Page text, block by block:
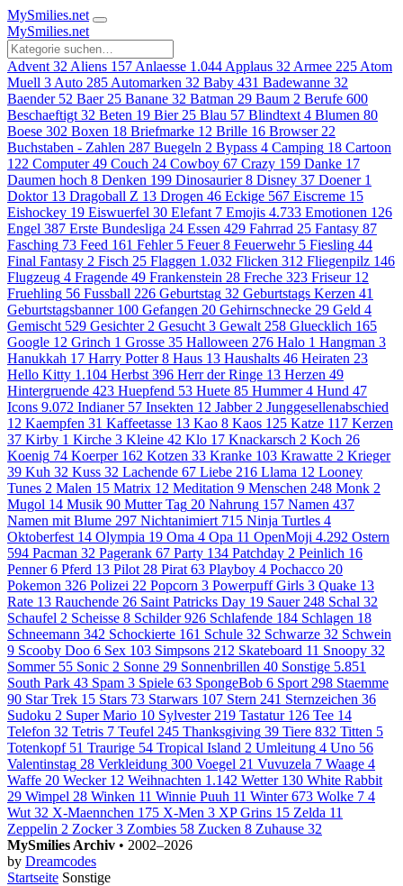
MySmilies.net
MySmilies.net
Advent 32 Aliens 157 Anlaesse 1.044 Applaus 32 Armee 225 Atom
Muell 3 Auto 285 Automarken 32 Baby 431 Badewanne 32
Baender 52 Baer 25 Banane 32 Batman 29 Baum 2 Berufe 600
Beschaeftigt 32 Beten 19 Bier 25 Blau 57 Blindtext 4 Blumen 80
Boese 302 Boxen 18 Briefmarke 12 Brille 16 Browser 22
Buchstaben - Zahlen 287 Buegeln 2 Bypass 4 Camping 18 Cartoon
122 Computer 49 Couch 24 Cowboy 67 Crazy 159 Danke 17
Daumen hoch 8 Denken 199 Dinosaurier 8 Disney 37 Doener 1
Doktor 13 Dragoball Z 13 Drogen 46 Eckige 567 Eiscreme 15
Eishockey 19 Eiswuerfel 30 Elefant 7 Emojis 4.733 Emotionen 126
Engel 387 Erste Bundesliga 24 Essen 429 Fahrrad 25 Fantasy 87
Fasching 73 Feed 161 Fehler 5 Feuer 8 Feuerwehr 5 Fiesling 44
Final Fantasy 2 Fisch 25 Flaggen 1.032 Flicken 312 Fliegenpilz 146
Flugzeug 4 Fragende 49 Frankenstein 28 Freche 323 Friseur 12
Fruehling 56 Fussball 226 Geburtstag 32 Geburtstags Kerzen 41
Geburtstagsbanner 100 Gefangen 20 Gehirnschnecke 29 Geld 4
Gemischt 529 Gesichter 2 Gesucht 3 Gewalt 258 Gluecklich 165
Google 12 Grinch 1 Grosse 35 Halloween 276 Halo 1 Hangman 3
Hanukkah 17 Harry Potter 8 Haus 13 Haushalts 46 Heiraten 23
Hello Kitty 1.104 Herbst 396 Herr der Ringe 13 Herzen 49
Hintergruende 423 Huepfend 53 Huete 85 Hummer 4 Hund 47
Icons 9.072 Indianer 57 Insekten 12 Jabber 2 Junggesellenabschied
12 Kaempfen 31 Kaffeetasse 13 Kao 8 Kaos 125 Katze 117 Kerzen
37 Kirby 1 Kirche 3 Kleine 42 Klo 17 Knackarsch 2 Koch 26
Koenig 74 Koerper 162 Kotzen 33 Kranke 103 Krawatte 2 Krieger
39 Kuh 32 Kuss 32 Lachende 67 Liebe 216 Llama 12 Looney
Tunes 2 Malen 15 Matrix 12 Meditation 9 Menschen 248 Monk 2
Mugol 14 Musik 90 Mutter Tag 20 Nahrung 157 Namen 437
Namen mit Blume 297 Nichtanimiert 715 Ninja Turtles 4
Oktoberfest 14 Olympia 19 Oma 4 Opa 11 OpenMoji 4.292 Ostern
594 Pacman 32 Pagerank 67 Party 134 Patchday 2 Peinlich 16
Penner 6 Pferd 13 Pilot 28 Pirat 63 Playboy 4 Pochacco 20
Pokemon 326 Polizei 22 Popcorn 3 Powerpuff Girls 3 Quake 13
Rate 13 Rauchende 26 Saint Patricks Day 19 Sauer 248 Schal 32
Schaufel 2 Scheisse 8 Schilder 926 Schlafende 184 Schlagen 18
Schneemann 342 Schockierte 161 Schule 32 Schwarze 32 Schwein
9 Scooby Doo 6 Sex 103 Simpsons 212 Skateboard 11 Snoopy 32
Sommer 55 Sonic 2 Sonne 29 Sonnenbrillen 40 Sonstige 5.851
South Park 43 Spam 3 Spiele 63 SpongeBob 6 Sport 298 Staemme
90 Star Trek 15 Stars 73 Starwars 107 Stern 241 Sternzeichen 36
Sudoku 2 Super Mario 10 Sylvester 219 Tastatur 126 Tee 14
Telefon 32 Tetris 7 Teufel 245 Thanksgiving 39 Tiere 832 Titten 5
Totenkopf 51 Traurige 54 Tropical Island 2 Umleitung 4 Uno 56
Valentinstag 28 Verkleidung 300 Voegel 21 Vuvuzela 7 Waage 4
Waffe 20 Wecker 12 Weihnachten 1.142 Wetter 130 White Rabbit
29 Wimpel 28 Winken 11 Winnie Puuh 11 Winter 673 Wolke 7 4
Wut 32 X-Maennchen 175 X-Men 3 XP Grins 15 Zelda 11
Zeppelin 2 Zocker 3 Zombies 58 Zucken 8 Zuhause 32
MySmilies Archiv • 2002–2026
by Dreamcodes
Startseite Sonstige